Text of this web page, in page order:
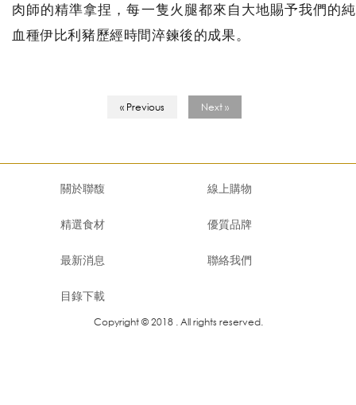
肉師的精準拿捏，每一隻火腿都來自大地賜予我們的純
血種伊比利豬歷經時間淬鍊後的成果。
« Previous Next »
關於聯馥 線上購物
精選食材 優質品牌
最新消息 聯絡我們
目錄下載
Copyright © 2018 . All rights reserved.